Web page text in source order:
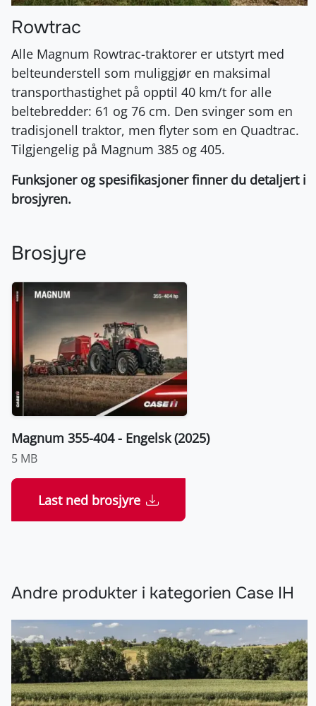
Rowtrac
Alle Magnum Rowtrac-traktorer er utstyrt med
belteunderstell som muliggjør en maksimal
transporthastighet på opptil 40 km/t for alle
beltebredder: 61 og 76 cm. Den svinger som en
tradisjonell traktor, men flyter som en Quadtrac.
Tilgjengelig på Magnum 385 og 405.
Funksjoner og spesifikasjoner finner du detaljert i
brosjyren.
Brosjyre
Magnum 355-404 - Engelsk (2025)
5 MB
Last ned brosjyre
Andre produkter i kategorien Case IH